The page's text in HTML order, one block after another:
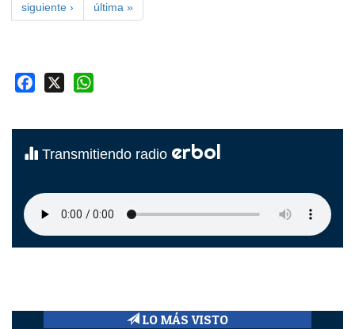
siguiente › última »
Facebook
Transmitiendo radio erbol
LO MÁS VISTO